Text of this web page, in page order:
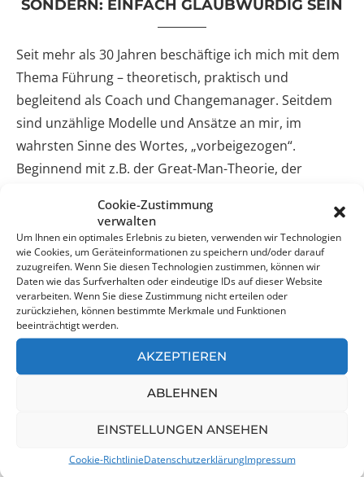
Cookie-Zustimmung
verwalten
Um Ihnen ein optimales Erlebnis zu bieten, verwenden wir Technologien
wie Cookies, um Geräteinformationen zu speichern und/oder darauf
zuzugreifen. Wenn Sie diesen Technologien zustimmen, können wir
Daten wie das Surfverhalten oder eindeutige IDs auf dieser Website
verarbeiten. Wenn Sie diese Zustimmung nicht erteilen oder
zurückziehen, können bestimmte Merkmale und Funktionen
beeinträchtigt werden.
AKZEPTIEREN
ABLEHNEN
EINSTELLUNGEN ANSEHEN
Cookie-RichtlinieDatenschutzerklärungImpressum
SONDERN: EINFACH GLAUBWÜRDIG SEIN
Seit mehr als 30 Jahren beschäftige ich mich mit dem
Thema Führung – theoretisch, praktisch und
begleitend als Coach und Changemanager. Seitdem
sind unzählige Modelle und Ansätze an mir, im
wahrsten Sinne des Wortes, „vorbeigezogen“.
Beginnend mit z.B. der Great-Man-Theorie, der
Navigator, der Transformationalen und
Transaktionalen Führung bis hin zu Blue Ocean
Leadership – ein Wahnsinn, was da geboten wird. Nur,
stellt sich mir die Frage, was hat es denn gebracht?
Welche Veränderung wurde erzeugt? Betrachtet man
dazu die Veränderungen der etwa letzten 10 Jahre
beim GALLUP-Engagement-Index[1], so gibt es dort
keine revolutionären Umbrüche – weder im positiven
noch im negativen. Vielleicht gilt es nicht nur die
diesmal meine GedankenÜber. Für mich ist der